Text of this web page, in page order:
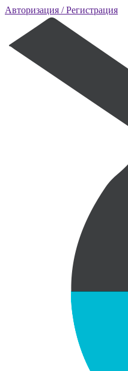
Авторизация / Регистрация